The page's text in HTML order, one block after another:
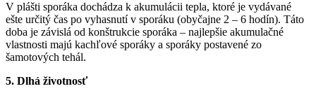
V plášti sporáka dochádza k akumulácii tepla, ktoré je vydávané
ešte určitý čas po vyhasnutí v sporáku (obyčajne 2 – 6 hodín). Táto
doba je závislá od konštrukcie sporáka – najlepšie akumulačné
vlastnosti majú kachľové sporáky a sporáky postavené zo
šamotových tehál.
5. Dlhá životnosť